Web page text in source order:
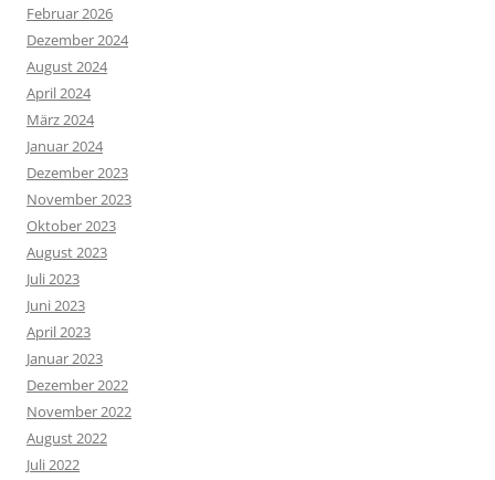
Februar 2026
Dezember 2024
August 2024
April 2024
März 2024
Januar 2024
Dezember 2023
November 2023
Oktober 2023
August 2023
Juli 2023
Juni 2023
April 2023
Januar 2023
Dezember 2022
November 2022
August 2022
Juli 2022